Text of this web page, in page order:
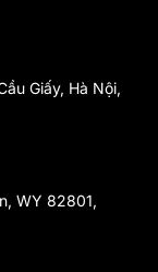
Giấy, Hà Nội,
WY 82801,